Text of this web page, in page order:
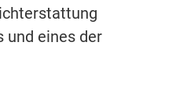
und eines der